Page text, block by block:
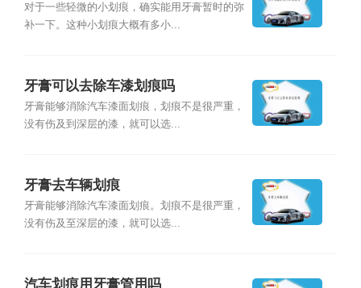
对于一些轻微的小划痕，确实能用牙膏暂时的弥
补一下。这种小划痕大概有多小...
牙膏可以去除车漆划痕吗
牙膏能够消除汽车漆面划痕，划痕不是很严重，
没有伤及到深层的漆，就可以选...
牙膏去车辆划痕
牙膏能够消除汽车漆面划痕。划痕不是很严重，
没有伤及至深层的漆，就可以选...
汽车划痕用牙膏管用吗